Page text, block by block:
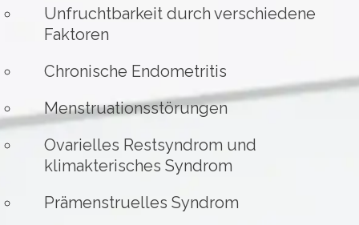
Unfruchtbarkeit durch verschiedene
Faktoren
Chronische Endometritis
Menstruationsstörungen
Ovarielles Restsyndrom und
klimakterisches Syndrom
Prämenstruelles Syndrom